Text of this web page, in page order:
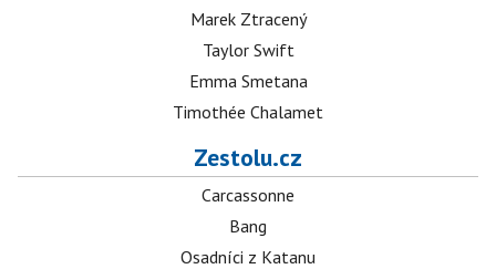
Marek Ztracený
Taylor Swift
Emma Smetana
Timothée Chalamet
Zestolu.cz
Carcassonne
Bang
Osadníci z Katanu